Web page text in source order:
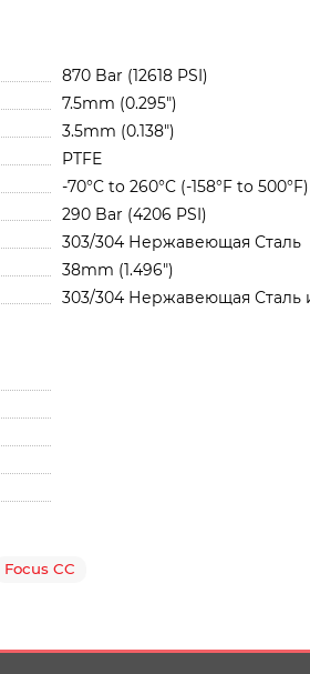
870 Bar (12618 PSI)
7.5mm (0.295")
3.5mm (0.138")
PTFE
-70°C to 260°C (-158°F to 500°F)
290 Bar (4206 PSI)
303/304 Нержавеющая Сталь
38mm (1.496")
303/304 Нержавеющая Сталь
Focus CC